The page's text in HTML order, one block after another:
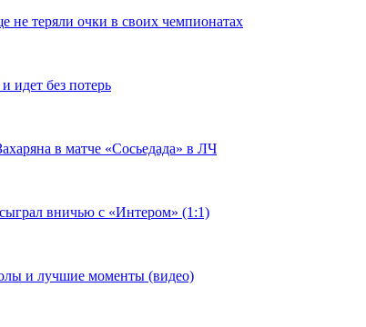
не теряли очки в своих чемпионатах
идет без потерь
в матче «Сосьедада» в ЛЧ
вничью с «Интером» (1:1)
и лучшие моменты (видео)